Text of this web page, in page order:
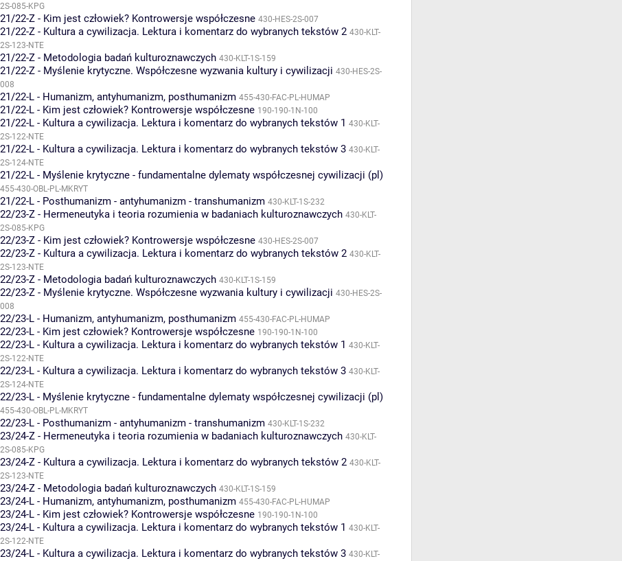
2S-085-KPG
21/22-Z - Kim jest człowiek? Kontrowersje współczesne 430-HES-2S-007
21/22-Z - Kultura a cywilizacja. Lektura i komentarz do wybranych tekstów 2 430-KLT-
2S-123-NTE
21/22-Z - Metodologia badań kulturoznawczych 430-KLT-1S-159
21/22-Z - Myślenie krytyczne. Współczesne wyzwania kultury i cywilizacji 430-HES-2S-
008
21/22-L - Humanizm, antyhumanizm, posthumanizm 455-430-FAC-PL-HUMAP
21/22-L - Kim jest człowiek? Kontrowersje współczesne 190-190-1N-100
21/22-L - Kultura a cywilizacja. Lektura i komentarz do wybranych tekstów 1 430-KLT-
2S-122-NTE
21/22-L - Kultura a cywilizacja. Lektura i komentarz do wybranych tekstów 3 430-KLT-
2S-124-NTE
21/22-L - Myślenie krytyczne - fundamentalne dylematy współczesnej cywilizacji (pl)
455-430-OBL-PL-MKRYT
21/22-L - Posthumanizm - antyhumanizm - transhumanizm 430-KLT-1S-232
22/23-Z - Hermeneutyka i teoria rozumienia w badaniach kulturoznawczych 430-KLT-
2S-085-KPG
22/23-Z - Kim jest człowiek? Kontrowersje współczesne 430-HES-2S-007
22/23-Z - Kultura a cywilizacja. Lektura i komentarz do wybranych tekstów 2 430-KLT-
2S-123-NTE
22/23-Z - Metodologia badań kulturoznawczych 430-KLT-1S-159
22/23-Z - Myślenie krytyczne. Współczesne wyzwania kultury i cywilizacji 430-HES-2S-
008
22/23-L - Humanizm, antyhumanizm, posthumanizm 455-430-FAC-PL-HUMAP
22/23-L - Kim jest człowiek? Kontrowersje współczesne 190-190-1N-100
22/23-L - Kultura a cywilizacja. Lektura i komentarz do wybranych tekstów 1 430-KLT-
2S-122-NTE
22/23-L - Kultura a cywilizacja. Lektura i komentarz do wybranych tekstów 3 430-KLT-
2S-124-NTE
22/23-L - Myślenie krytyczne - fundamentalne dylematy współczesnej cywilizacji (pl)
455-430-OBL-PL-MKRYT
22/23-L - Posthumanizm - antyhumanizm - transhumanizm 430-KLT-1S-232
23/24-Z - Hermeneutyka i teoria rozumienia w badaniach kulturoznawczych 430-KLT-
2S-085-KPG
23/24-Z - Kultura a cywilizacja. Lektura i komentarz do wybranych tekstów 2 430-KLT-
2S-123-NTE
23/24-Z - Metodologia badań kulturoznawczych 430-KLT-1S-159
23/24-L - Humanizm, antyhumanizm, posthumanizm 455-430-FAC-PL-HUMAP
23/24-L - Kim jest człowiek? Kontrowersje współczesne 190-190-1N-100
23/24-L - Kultura a cywilizacja. Lektura i komentarz do wybranych tekstów 1 430-KLT-
2S-122-NTE
23/24-L - Kultura a cywilizacja. Lektura i komentarz do wybranych tekstów 3 430-KLT-